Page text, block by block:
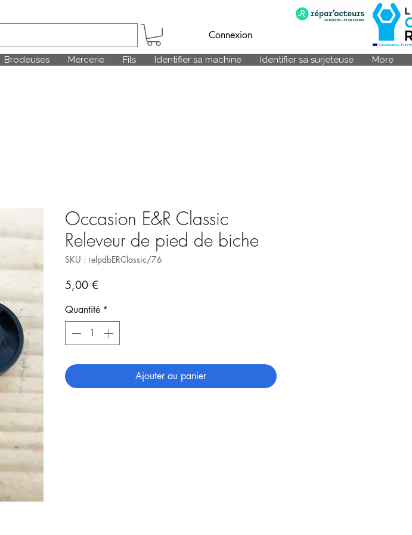
Brodeuses Mercerie Fils Identifier sa machine Identifier sa surjeteuse More
Connexion
Occasion E&R Classic
Releveur de pied de biche
SKU : relpdbERClassic/76
5,00 €Prix
Quantité *
Ajouter au panier